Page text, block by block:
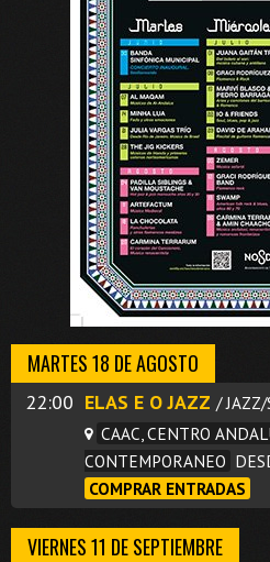
MARTES 18 DE AGOSTO
22:00 ELAS E O JAZZ / JAZZ/
CAAC, CENTRO
CONTEMPORANEO
COMPRAR ENTRADAS
VIERNES 11 DE SEPTIEMBRE